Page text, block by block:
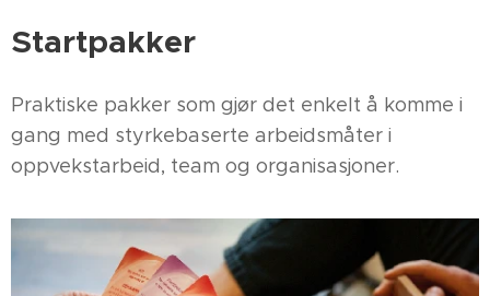
Startpakker
Praktiske pakker som gjør det enkelt å komme i
gang med styrkebaserte arbeidsmåter i
oppvekstarbeid, team og organisasjoner.